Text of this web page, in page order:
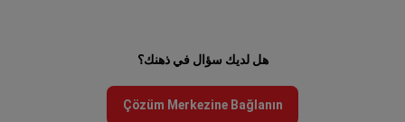
هل لديك سؤال في ذهنك؟
Çözüm Merkezine Bağlanın